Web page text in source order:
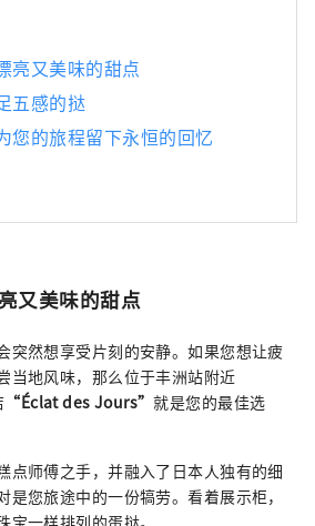
的构图中增加对比度，并发挥出原料
的目标是成为一家综合
店。 我们提供各种各样的产品，包括
（整个蛋糕）、petit gateaux（单
、烘焙食品（如黄油玛德琳蛋糕和饼
羊角面包）以及装饰我们展示柜的巧
传统的同时，也不断挑战新的口味，
亮又美味的甜点
五感的挞
您的旅程留下永恒的回忆
又美味的甜点
突然想享受片刻的安静。如果您想让疲
当地风味，那么位于丰洲站附近
“Éclat des Jours”就是您的最佳选
点师傅之手，并融入了日本人独有的细
您旅途中的一份犒劳。看着展示柜，